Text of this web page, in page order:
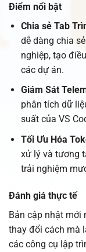
Điểm nổi bật
Chia sẻ Tab
dễ dàng chia
nghiệp, tạo
các dự án.
Giám Sát
phân tích dữ
suất của VS
Tối Ưu Hóa
xử lý và tương
trải nghiệm
Đánh giá thực tế
Bản cập nhật mới
thay đổi cách mà
các công cụ lập